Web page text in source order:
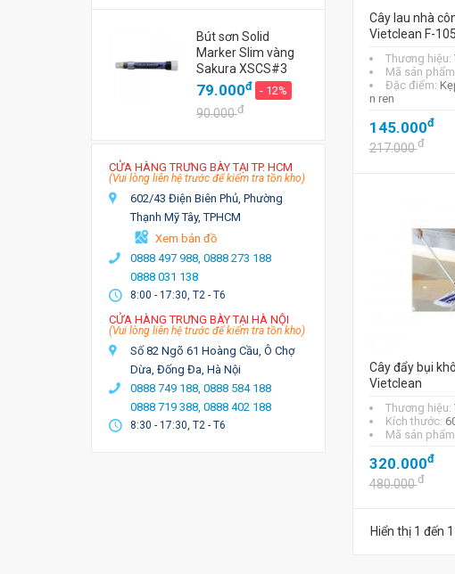
Bút sơn Solid
Marker Slim vàng
Sakura XSCS#3
79.000đ - 12%
90.000đ
CỬA HÀNG TRƯNG BÀY TẠI TP. HCM
(Vui lòng liên hệ trước để kiểm tra tồn kho)
602/43 Điện Biên Phủ, Phường
Thạnh Mỹ Tây, TPHCM
Xem bản đồ
0888 497 988, 0888 273 188
0888 031 138
8:00 - 17:30, T2 - T6
CỬA HÀNG TRƯNG BÀY TẠI HÀ NỘI
(Vui lòng liên hệ trước để kiểm tra tồn kho)
Số 82 Ngõ 61 Hoàng Cầu, Ô Chợ
Dừa, Đống Đa, Hà Nội
0888 749 188, 0888 584 188
0888 719 388, 0888 402 188
8:30 - 17:30, T2 - T6
Cây lau nhà
Vietclean F-
Thương hiệu:
Mã sản
Đặc điểm:
n ren
145.000đ
217.000đ
Cây đẩy bụi
Vietclean
Thương hiệu:
Kích thước:
Mã sản
320.000đ
480.000đ
Hiển thị 1 đến